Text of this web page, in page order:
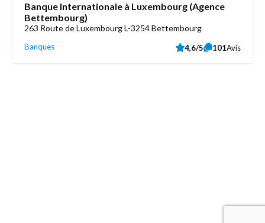
Banque Internationale à Luxembourg (Agence
Bettembourg)
263 Route de Luxembourg L-3254 Bettembourg
Banques 4,6/5 101Avis